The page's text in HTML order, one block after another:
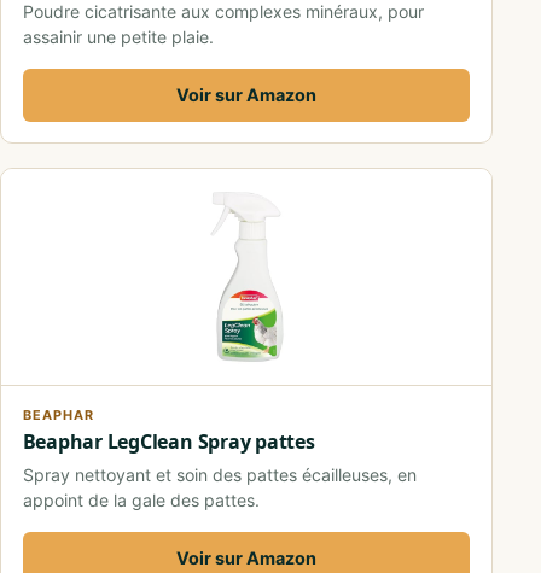
Poudre cicatrisante aux complexes minéraux, pour
assainir une petite plaie.
Voir sur Amazon
BEAPHAR
Beaphar LegClean Spray pattes
Spray nettoyant et soin des pattes écailleuses, en
appoint de la gale des pattes.
Voir sur Amazon